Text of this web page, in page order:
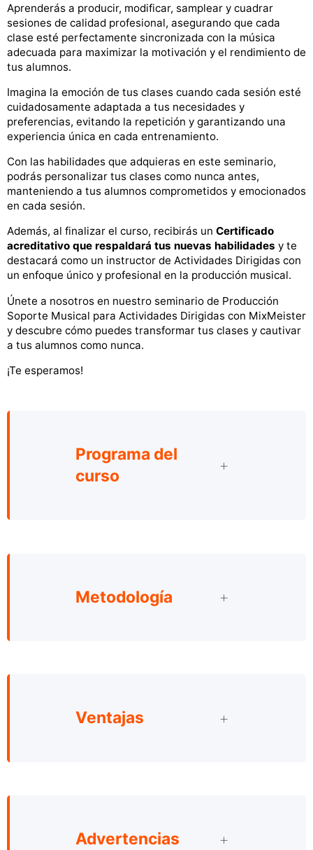
Aprenderás a producir, modificar, samplear y cuadrar
sesiones de calidad profesional, asegurando que cada
clase esté perfectamente sincronizada con la música
adecuada para maximizar la motivación y el rendimiento de
tus alumnos.
Imagina la emoción de tus clases cuando cada sesión esté
cuidadosamente adaptada a tus necesidades y
preferencias, evitando la repetición y garantizando una
experiencia única en cada entrenamiento.
Con las habilidades que adquieras en este seminario,
podrás personalizar tus clases como nunca antes,
manteniendo a tus alumnos comprometidos y emocionados
en cada sesión.
Además, al finalizar el curso, recibirás un Certificado
acreditativo que respaldará tus nuevas habilidades y te
destacará como un instructor de Actividades Dirigidas con
un enfoque único y profesional en la producción musical.
Únete a nosotros en nuestro seminario de Producción
Soporte Musical para Actividades Dirigidas con MixMeister
y descubre cómo puedes transformar tus clases y cautivar
a tus alumnos como nunca.
¡Te esperamos!
Programa del
curso
Metodología
Ventajas
Advertencias